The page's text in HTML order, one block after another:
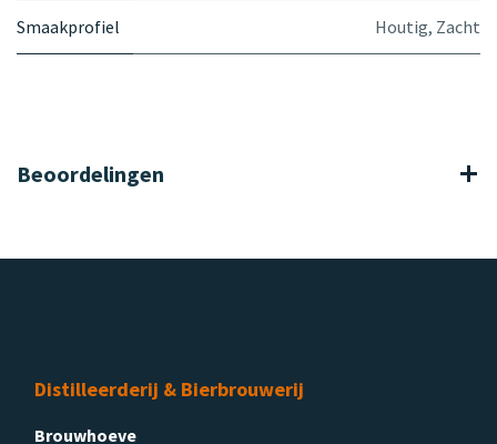
Smaakprofiel Houtig, Zacht
Beoordelingen
Distilleerderij & Bierbrouwerij
Brouwhoeve